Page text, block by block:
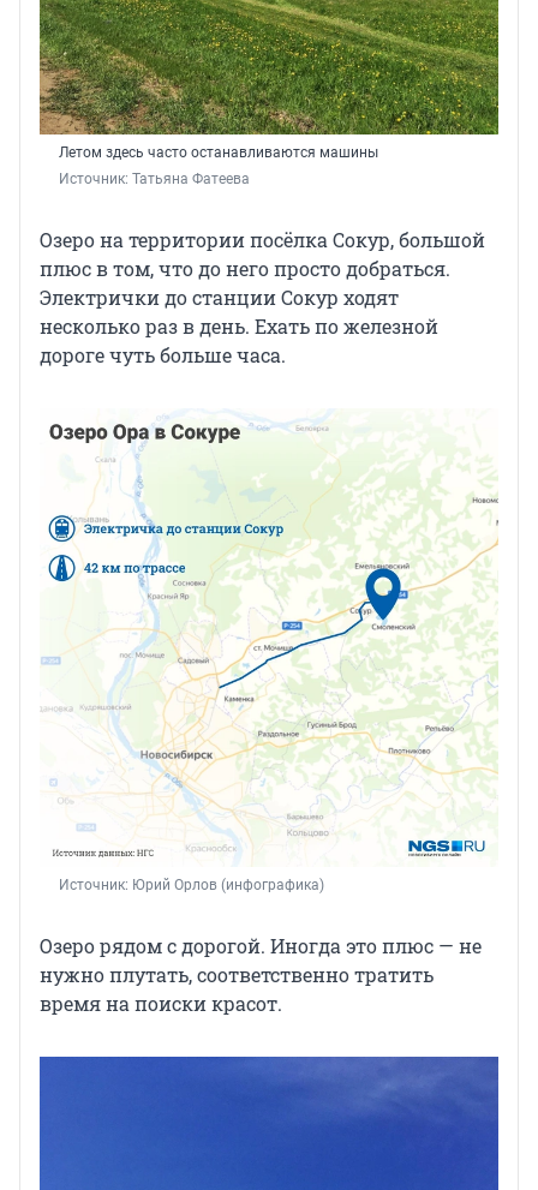
Летом здесь часто останавливаются машины
Источник: Татьяна Фатеева
Озеро на территории посёлка Сокур, большой
плюс в том, что до него просто добраться.
Электрички до станции Сокур ходят
несколько раз в день. Ехать по железной
дороге чуть больше часа.
Источник: Юрий Орлов (инфографика)
Озеро рядом с дорогой. Иногда это плюс — не
нужно плутать, соответственно тратить
время на поиски красот.